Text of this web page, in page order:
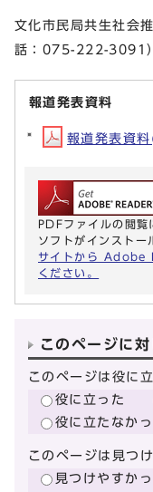
文化市民局共生社会
話：075-222-3091
報道発表資料
報道発表資
PDFファイルの閲
ソフトがインストー
サイトから Adobe
ください。
このページに
このページは役に
役に立った
役に立たなか
このページは見つ
見つけやすか